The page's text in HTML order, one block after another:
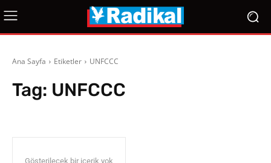
Ana Sayfa Etiketler UNFCCC
Tag: UNFCCC
Gösterilecek bir içerik yok